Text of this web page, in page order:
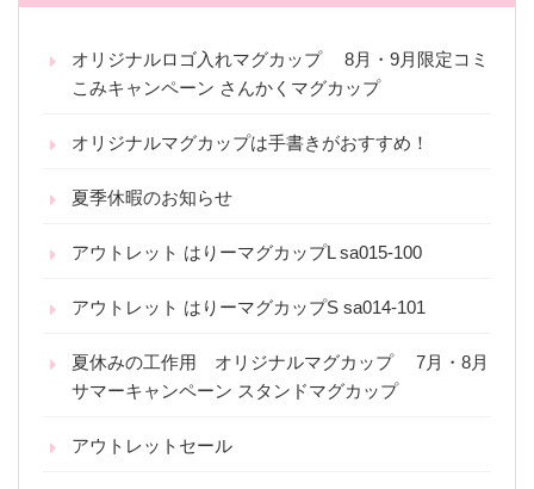
オリジナルロゴ入れマグカップ 8月・9月限定コミ
こみキャンペーン さんかくマグカップ
オリジナルマグカップは手書きがおすすめ！
夏季休暇のお知らせ
アウトレット はりーマグカップL sa015-100
アウトレット はりーマグカップS sa014-101
夏休みの工作用 オリジナルマグカップ 7月・8月
サマーキャンペーン スタンドマグカップ
アウトレットセール